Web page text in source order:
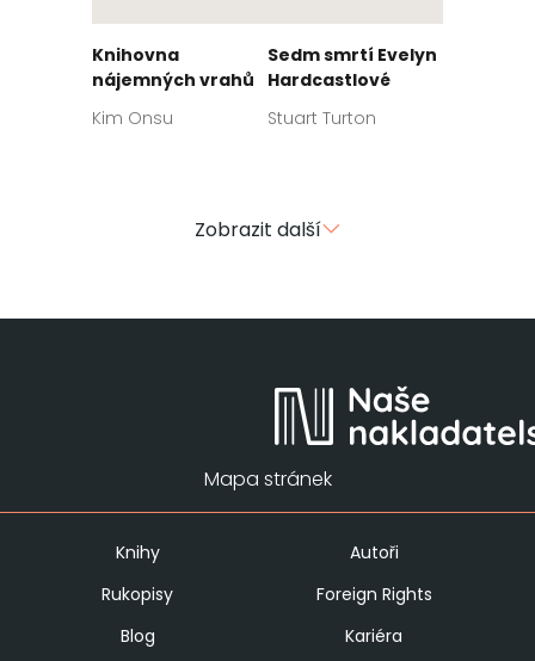
Knihovna
nájemných vrahů
Kim Onsu
Sedm smrtí Evelyn
Hardcastlové
Stuart Turton
Zobrazit další
Mapa stránek
Knihy
Autoři
Rukopisy
Foreign Rights
Blog
Kariéra